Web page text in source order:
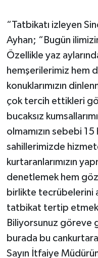
“Tatbikatı izleyen
Ayhan; “Bugün
Özellikle yaz
hemşerilerimiz hem
konuklarımızın
çok tercih ettikleri
bucaksız
olmamızın sebebi
sahillerimizde
kurtaranlarımızın
denetlemek hem
birlikte tecrübelerini
tatbikat tertip
Biliyorsunuz göreve
burada bu
Sayın İtfaiye